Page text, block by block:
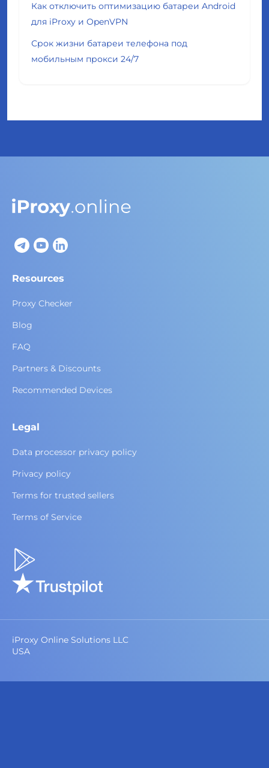
Как отключить оптимизацию батареи Android
для iProxy и OpenVPN
Срок жизни батареи телефона под
мобильным прокси 24/7
Resources
Proxy Checker
Blog
FAQ
Partners & Discounts
Recommended Devices
Legal
Data processor privacy policy
Privacy policy
Terms for trusted sellers
Terms of Service
iProxy Online Solutions LLC
USA